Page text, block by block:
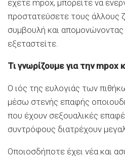
έχετε mpox, μπορείτε να
προστατεύσετε τους άλλους
συμβουλή και
εξεταστείτε.
Τι γνωρίζουμε για την mpox
Ο ιός της ευλογιάς των
μέσω στενής επαφής
που έχουν σεξουαλικές
συντρόφους διατρέχουν
Οποιοσδήποτε έχει νέα και